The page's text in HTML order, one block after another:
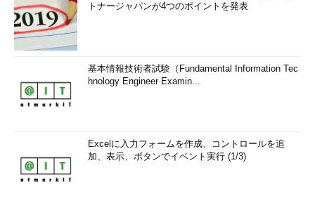
トナージャパンが4つのポイントを発表
基本情報技術者試験（Fundamental Information Tec
hnology Engineer Examin...
Excelに入力フォームを作成、コントロールを追
加、表示、ボタンでイベント実行 (1/3)